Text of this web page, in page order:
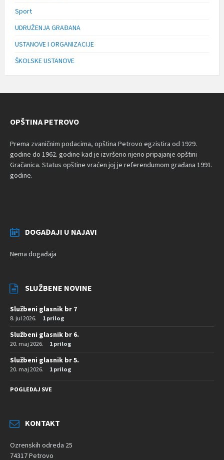
Sport
UDRUŽENJA GRAĐANA
USTANOVE I ORGANIZACIJE
ŠKOLSKE USTANOVE
OPŠTINA PETROVO
Prema zvaničnim podacima, opština Petrovo egzistira od 1929.
godine do 1962. godine kad je izvršeno njeno pripajanje opštini
Gračanica. Status opštine vraćen joj je referendumom građana 1991.
godine.
DOGAĐAJI U NAJAVI
Nema događaja
SLUŽBENE NOVINE
Službeni glasnik br 7
8. jul 2026. 1 prilog
Službeni glasnik br 6.
20. maj 2026. 1 prilog
Službeni glasnik br 5.
20. maj 2026. 1 prilog
POGLEDAJ SVE
KONTAKT
Ozrenskih odreda 25
74317 Petrovo